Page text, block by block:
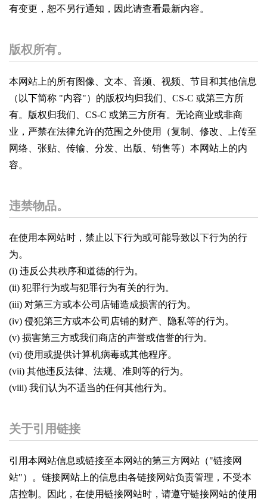
有变更，恕不另行通知，因此请查看最新内容。
版权所有。
本网站上的所有图像、文本、音频、视频、节目和其他信息
（以下简称 "内容"）的版权均归我们、CS-C 或第三方所
有。版权归我们、CS-C 或第三方所有。无论商业或非商
业，严禁在法律允许的范围之外使用（复制、修改、上传至
网络、张贴、传输、分发、出版、销售等）本网站上的内
容。
违禁物品。
在使用本网站时，禁止以下行为或可能导致以下行为的行
为。
(i) 违反公共秩序和道德的行为。
(ii) 犯罪行为或与犯罪行为有关的行为。
(iii) 对第三方或本公司店铺造成损害的行为。
(iv) 侵犯第三方或本公司店铺的财产、隐私等的行为。
(v) 损害第三方或我们商店的声誉或信誉的行为。
(vi) 使用或提供计算机病毒或其他程序。
(vii) 其他违反法律、法规、准则等的行为。
(viii) 我们认为不适当的任何其他行为。
关于引用链接
引用本网站信息或链接至本网站的第三方网站（"链接网
站"）。链接网站上的信息由各链接网站负责管理，不受本
店控制。因此，在使用链接网站时，请遵守链接网站的使用